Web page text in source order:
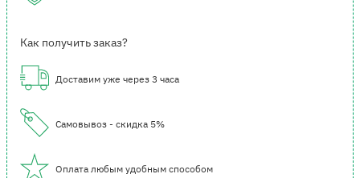
Как получить заказ?
Доставим уже через 3 часа
Самовывоз - скидка 5%
Оплата любым удобным способом